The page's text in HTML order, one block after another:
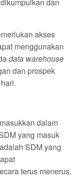
dan
akses
menggunakan
data warehouse
dan prospek
dalam
yang masuk
SDM yang
terus menerus.